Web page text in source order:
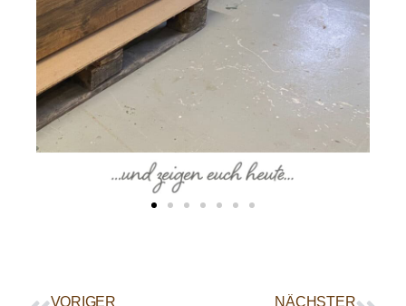
VORIGER
NÄCHSTER